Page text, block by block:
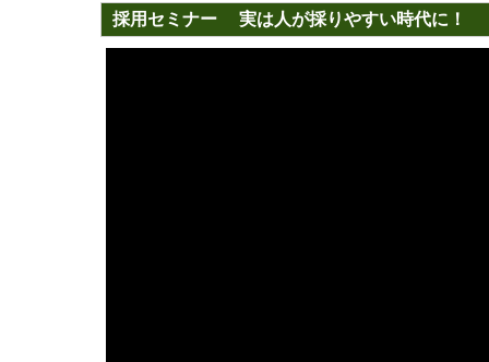
採用セミナー 実は人が採りやすい時代に！